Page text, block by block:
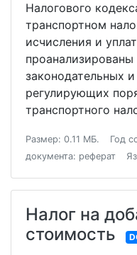
Налогового
транспортном
исчисления и
проанализированы
законодательных
регулирующих
транспортного
Размер: 0.11 МБ. Год
документа: реферат
Налог на
стоимость